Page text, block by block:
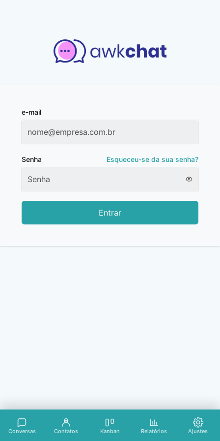
e-mail
Senha Esqueceu-se da sua senha?
Entrar
Conversas Contatos Kanban Relatórios Ajustes